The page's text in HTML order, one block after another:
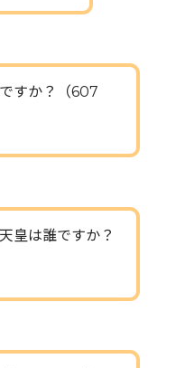
すか？（607
皇は誰ですか？